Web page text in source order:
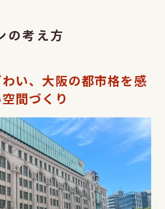
の考え方
い、大阪の都市格を感
間づくり